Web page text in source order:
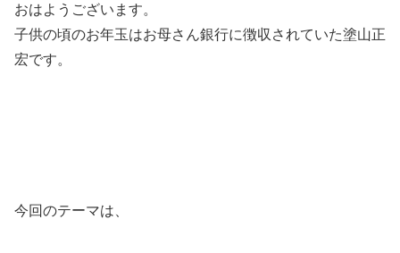
おはようございます。
子供の頃のお年玉はお母さん銀行に徴収されていた塗山正
宏です。
今回のテーマは、